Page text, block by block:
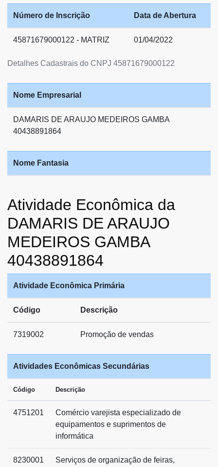
Detalhes Cadastrais do CNPJ 45871679000122
Número de Inscrição Data de Abertura
45871679000122 - MATRIZ 01/04/2022
Nome Empresarial
DAMARIS DE ARAUJO MEDEIROS GAMBA
40438891864
Nome Fantasia
Atividade Econômica da
DAMARIS DE ARAUJO
MEDEIROS GAMBA
40438891864
Atividade Econômica Primária
Código Descrição
7319002 Promoção de vendas
Atividades Econômicas Secundárias
Código Descrição
4751201
Comércio varejista especializado de
equipamentos e suprimentos de
informática
8230001
Serviços de organização de feiras,